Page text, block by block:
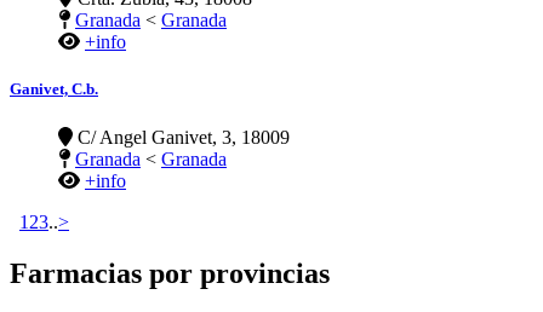
Granada < Granada
+info
Ganivet, C.b.
C/ Angel Ganivet, 3, 18009
Granada < Granada
+info
1 23..>
Farmacias por provincias